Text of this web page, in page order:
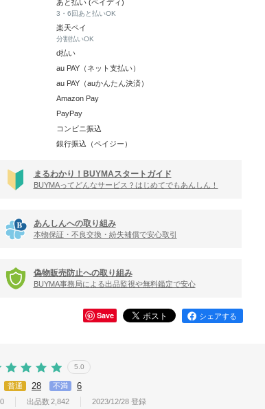
あと払い (ペイディ)
3・6回あと払いOK
楽天ペイ
分割払いOK
d払い
au PAY（ネット支払い）
au PAY（auかんたん決済）
Amazon Pay
PayPay
コンビニ振込
銀行振込（ペイジー）
まるわかり！BUYMAスタートガイド
BUYMAってどんなサービス？はじめてでもあんしん！
あんしんへの取り組み
本物保証・不良交換・紛失補償で安心取引
偽物販売防止への取り組み
BUYMA事務局による出品監視や無料鑑定で安心
Save シェアする
5.0
普通 28 不満 6
出品数 2,842 2023/12/28 登録